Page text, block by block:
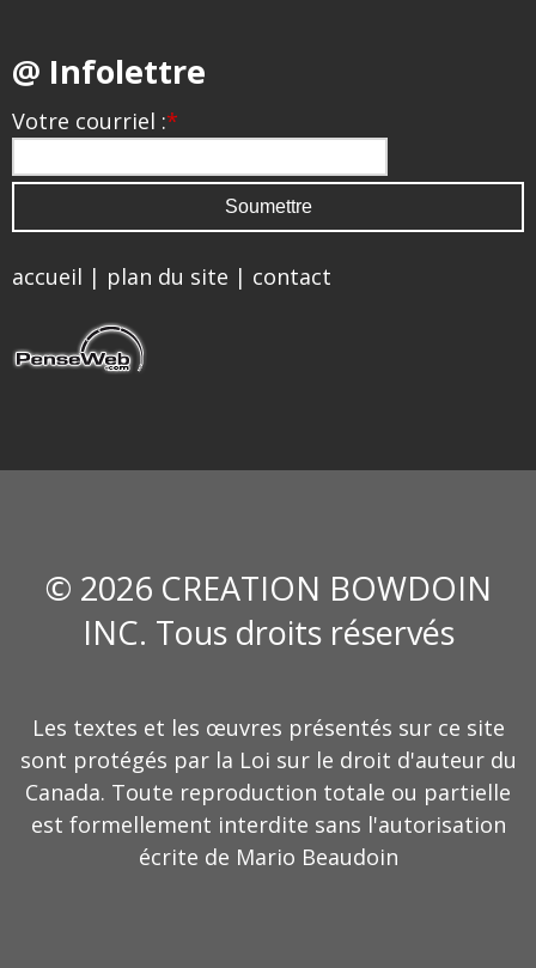
@ Infolettre
Votre courriel :*
accueil | plan du site | contact
© 2026 CREATION BOWDOIN
INC. Tous droits réservés
Les textes et les œuvres présentés sur ce site
sont protégés par la Loi sur le droit d'auteur du
Canada. Toute reproduction totale ou partielle
est formellement interdite sans l'autorisation
écrite de Mario Beaudoin